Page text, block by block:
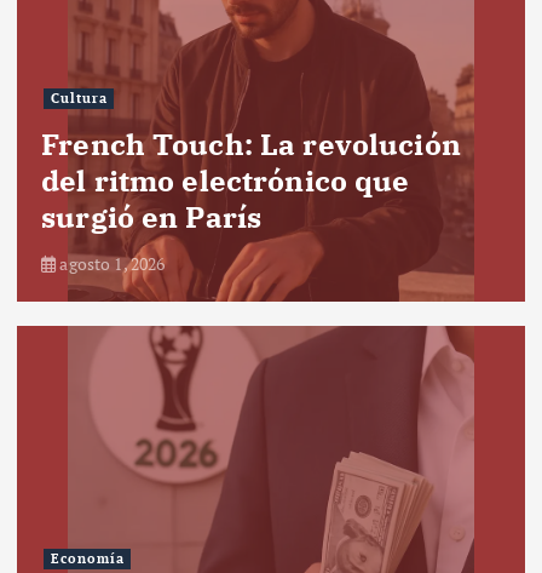
Cultura
French Touch: La revolución
del ritmo electrónico que
surgió en París
agosto 1, 2026
Economía